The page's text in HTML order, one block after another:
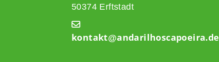
50374 Erftstadt
kontakt@andarilhoscapoeira.de